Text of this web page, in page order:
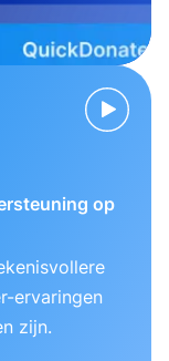
op
ervaringen
zijn.